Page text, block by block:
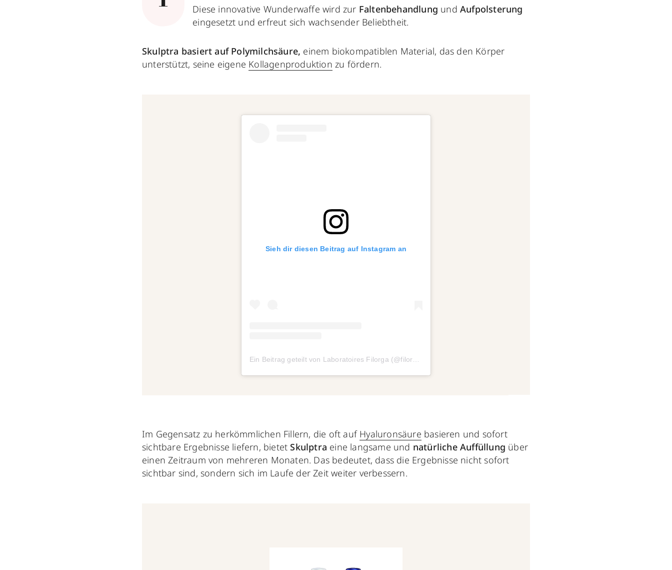
Diese innovative Wunderwaffe wird zur Faltenbehandlung undAufpolsterung
eingesetzt und erfreut sich wachsender Beliebtheit.
Skulptra basiert auf Polymilchsäure, einem biokompatiblen Material, das den Körper
unterstützt, seine eigene Kollagenproduktion zu fördern.
Sieh dir diesen Beitrag auf Instagram an
Im Gegensatz zu herkömmlichen Fillern, die oft auf Hyaluronsäure basieren und sofort
sichtbare Ergebnisse liefern, bietet Skulptra eine langsame und natürliche Auffüllung über
einen Zeitraum von mehreren Monaten. Das bedeutet, dass die Ergebnisse nicht sofort
sichtbar sind, sondern sich im Laufe der Zeit weiter verbessern.